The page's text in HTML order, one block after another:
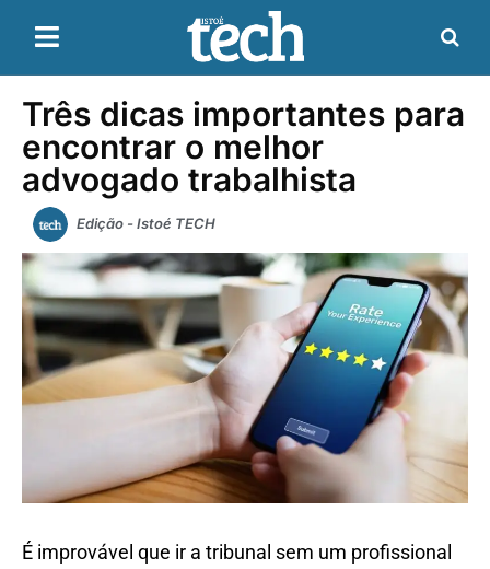
Três dicas importantes para
encontrar o melhor
advogado trabalhista
Edição - Istoé TECH
É improvável que ir a tribunal sem um profissional